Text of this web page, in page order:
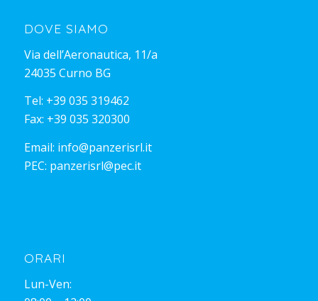
DOVE SIAMO
Via dell’Aeronautica, 11/a
24035 Curno BG
Tel: +39 035 319462
Fax: +39 035 320300
Email: info@panzerisrl.it
PEC: panzerisrl@pec.it
ORARI
Lun-Ven: